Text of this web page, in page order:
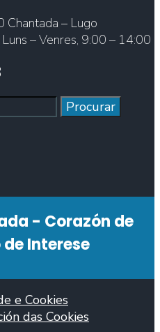
Chantada – Lugo
Luns – Venres, 9:00 – 14:00
Procurar
- Corazón de
Interese
e Cookies
das Cookies